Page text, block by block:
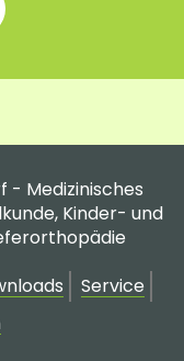
- Medizinisches
Kinder- und
Service